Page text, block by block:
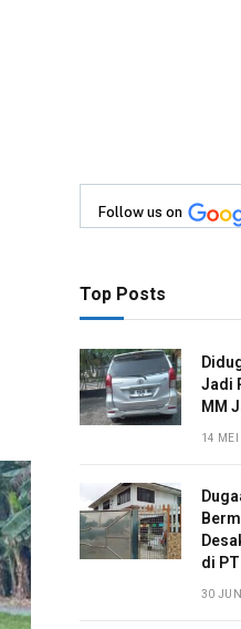
Follow us on
Top Posts
Jadi
MM
14
di
30